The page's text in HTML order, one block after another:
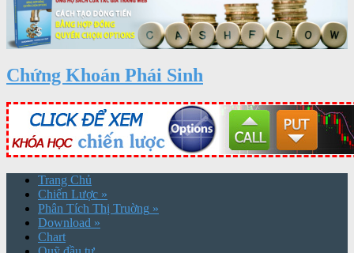
Chứng Khoán Phái Sinh
Trang Chủ
Chiến Lược »
Phân Tích Thị Truờng »
Download »
Chart